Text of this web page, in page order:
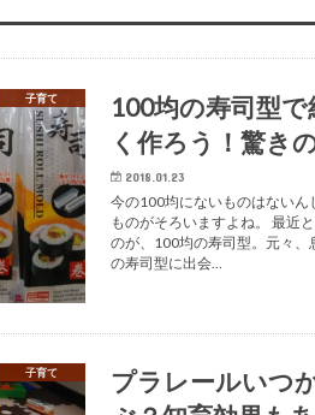
子育て
100均の寿司型
く作ろう！驚き
2018.01.23
今の100均にないものはない
ものがそろいますよね。 最近
のが、100均の寿司型。元々
の寿司型に出会…
子育て
プラレールいつ